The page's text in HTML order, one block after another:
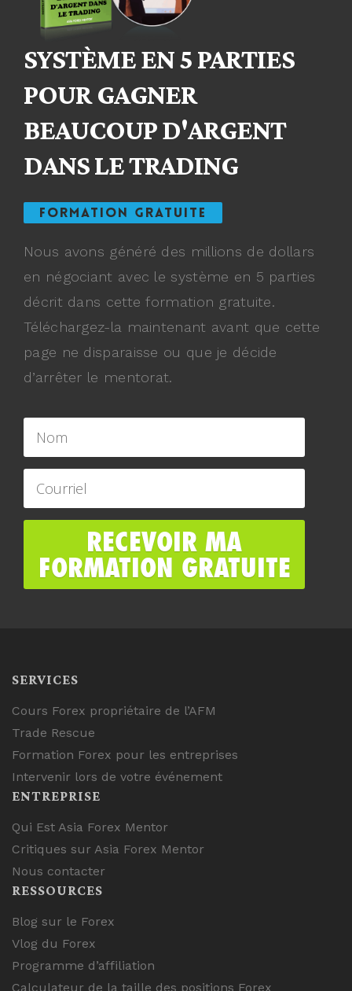
SYSTÈME EN 5 PARTIES
POUR GAGNER
BEAUCOUP D'ARGENT
DANS LE TRADING
FORMATION GRATUITE
Nous avons généré des millions de dollars
en négociant avec le système en 5 parties
décrit dans cette formation gratuite.
Téléchargez-la maintenant avant que cette
page ne disparaisse ou que je décide
d’arrêter le mentorat.
SERVICES
Cours Forex propriétaire de l’AFM
Trade Rescue
Formation Forex pour les entreprises
Intervenir lors de votre événement
ENTREPRISE
Qui Est Asia Forex Mentor
Critiques sur Asia Forex Mentor
Nous contacter
RESSOURCES
Blog sur le Forex
Vlog du Forex
Programme d’affiliation
Calculateur de la taille des positions Forex